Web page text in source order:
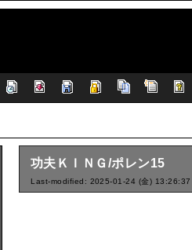
功夫ＫＩＮＧ/ポレン15
Last-modified: 2025-01-24 (金) 13:26:37